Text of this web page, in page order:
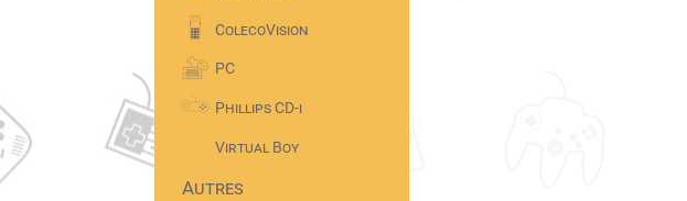
ColecoVision
PC
Phillips CD-i
Virtual Boy
Autres